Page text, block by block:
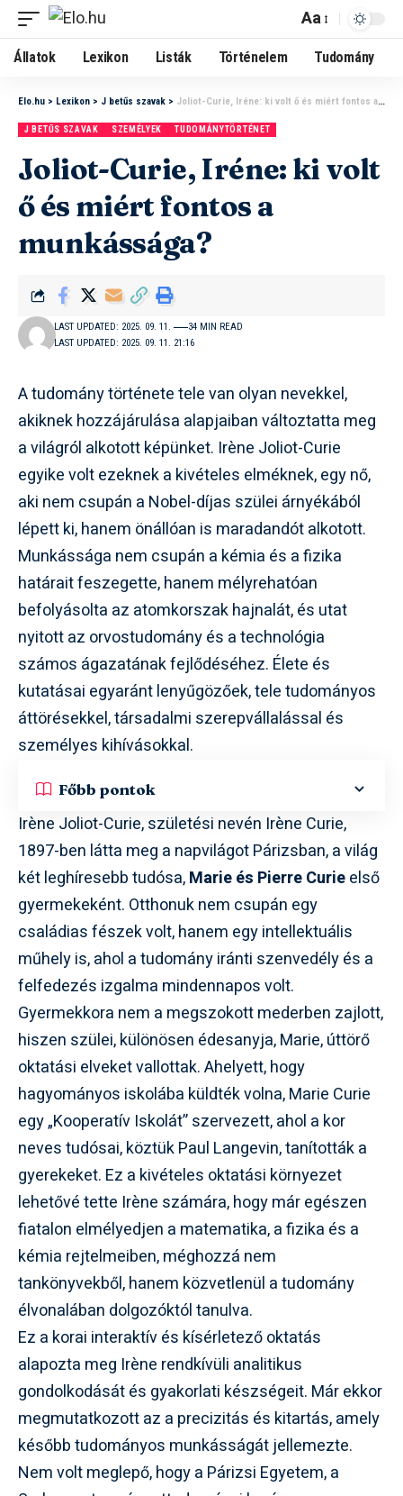
Aa
Állatok Lexikon Listák Történelem Tudomány
Elo.hu > Lexikon > J betűs szavak > Joliot-Curie, Iréne: ki volt ő és miért fontos a munkássága?
J BETŰS SZAVAK SZEMÉLYEK TUDOMÁNYTÖRTÉNET
Joliot-Curie, Iréne: ki volt
ő és miért fontos a
munkássága?
LAST UPDATED: 2025. 09. 11. 21:16
LAST UPDATED: 2025. 09. 11. 34 MIN READ
A tudomány története tele van olyan nevekkel,
akiknek hozzájárulása alapjaiban változtatta meg
a világról alkotott képünket. Irène Joliot-Curie
egyike volt ezeknek a kivételes elméknek, egy nő,
aki nem csupán a Nobel-díjas szülei árnyékából
lépett ki, hanem önállóan is maradandót alkotott.
Munkássága nem csupán a kémia és a fizika
határait feszegette, hanem mélyrehatóan
befolyásolta az atomkorszak hajnalát, és utat
nyitott az orvostudomány és a technológia
számos ágazatának fejlődéséhez. Élete és
kutatásai egyaránt lenyűgözőek, tele tudományos
áttörésekkel, társadalmi szerepvállalással és
személyes kihívásokkal.
Főbb pontok
Irène Joliot-Curie, születési nevén Irène Curie,
1897-ben látta meg a napvilágot Párizsban, a világ
két leghíresebb tudósa,Marie és Pierre Curieelső
gyermekeként. Otthonuk nem csupán egy
családias fészek volt, hanem egy intellektuális
műhely is, ahol a tudomány iránti szenvedély és a
felfedezés izgalma mindennapos volt.
Gyermekkora nem a megszokott mederben zajlott,
hiszen szülei, különösen édesanyja, Marie, úttörő
oktatási elveket vallottak. Ahelyett, hogy
hagyományos iskolába küldték volna, Marie Curie
egy „Kooperatív Iskolát” szervezett, ahol a kor
neves tudósai, köztük Paul Langevin, tanították a
gyerekeket. Ez a kivételes oktatási környezet
lehetővé tette Irène számára, hogy már egészen
fiatalon elmélyedjen a matematika, a fizika és a
kémia rejtelmeiben, méghozzá nem
tankönyvekből, hanem közvetlenül a tudomány
élvonalában dolgozóktól tanulva.
Ez a korai interaktív és kísérletező oktatás
alapozta meg Irène rendkívüli analitikus
gondolkodását és gyakorlati készségeit. Már ekkor
megmutatkozott az a precizitás és kitartás, amely
később tudományos munkásságát jellemezte.
Nem volt meglepő, hogy a Párizsi Egyetem, a